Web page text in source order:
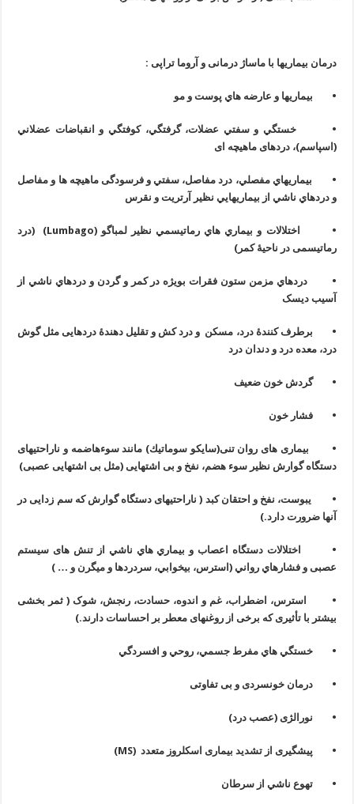
درمان بيماريها با ماساژ درمانی و آروما تراپی :
• بیماریها و عارضه هاي پوست و مو
• خستگي و سفتي عضلات، گرفتگي، کوفتگي و انقباضات عضلاني
(اسپاسم)، دردهای ماهیچه ای
• بيماريهاي مفصلي، درد مفاصل، سفتي و فرسودگی ماهیچه ها و مفاصل
و دردهاي ناشي از بيماريهايي نظير آرتريت و نقرس
• اختلالات و بيماري هاي رماتيسمي نظیر لمباگو (Lumbago) (درد
رماتیسمی در ناحیۀ کمر)
• دردهاي مزمن ستون فقرات بويژه در کمر و گردن و دردهاي ناشي از
آسيب ديسک
• برطرف کنندۀ درد، مسکن و درد کش و تقلیل دهندۀ دردهایی مثل گوش
درد، معده درد و دندان درد
• گردش خون ضعيف
• فشار خون
• بیماری های روان تنی(سايكو سوماتيك) مانند سوءهاضمه و ناراحتیهای
دستگاه گوارش نظیر سوء هضم، نفخ و بی اشتهایی (مثل بی اشتهایی عصبی)
• یبوست، نفخ و احتقان کبد ( ناراحتیهای دستگاه گوارش که سم زدایی در
آنها ضرورت دارد.)
• اختلالات دستگاه اعصاب و بيماري هاي ناشي از تنش های سیستم
عصبی و فشارهاي رواني (استرس، بيخوابي، سردردها و ميگرن و … )
• استرس، اضطراب، غم و اندوه، حسادت، رنجش، شوک ( ثمر بخشی
بیشتر با تأثیری که برخی از روغنهای معطر بر احساسات دارند.)
• خستگي هاي مفرط جسمي، روحي و افسردگي
• درمان خونسردی و بی تفاوتی
• نورالژی (عصب درد)
• پیشگیری از تشدید بیماری اسکلروز متعدد (MS
)
• ﺗﻬﻮﻉ ﻧﺎﺷﻲ ﺍﺯ ﺳﺮﻃﺎﻥ